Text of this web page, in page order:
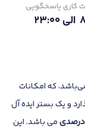
کاری پاسخگویی
که امکانات
و یک بستر ایده آل
می باشد. این